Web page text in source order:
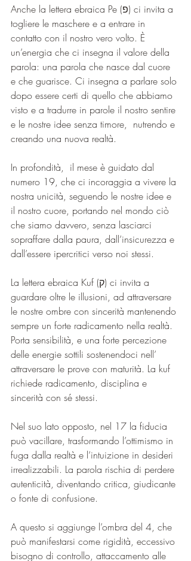
Anche la lettera ebraica Pe (פ) ci invita a
togliere le maschere e a entrare in
contatto con il nostro vero volto. È
un’energia che ci insegna il valore della
parola: una parola che nasce dal cuore
e che guarisce. Ci insegna a parlare solo
dopo essere certi di quello che abbiamo
visto e a tradurre in parole il nostro sentire
e le nostre idee senza timore,  nutrendo e
creando una nuova realtà.
In profondità,  il mese è guidato dal
numero 19, che ci incoraggia a vivere la
nostra unicità, seguendo le nostre idee e
il nostro cuore, portando nel mondo ciò
che siamo davvero, senza lasciarci
sopraffare dalla paura, dall’insicurezza e
dall’essere ipercritici verso noi stessi.
La lettera ebraica Kuf (ק) ci invita a
guardare oltre le illusioni, ad attraversare
le nostre ombre con sincerità mantenendo
sempre un forte radicamento nella realtà.
Porta sensibilità, e una forte percezione
delle energie sottili sostenendoci nell’
attraversare le prove con maturità. La kuf
richiede radicamento, disciplina e
sincerità con sé stessi.
Nel suo lato opposto, nel 17 la fiducia
può vacillare, trasformando l’ottimismo in
fuga dalla realtà e l’intuizione in desideri
irrealizzabili. La parola rischia di perdere
autenticità, diventando critica, giudicante
o fonte di confusione.
A questo si aggiunge l’ombra del 4, che
può manifestarsi come rigidità, eccessivo
bisogno di controllo, attaccamento alle